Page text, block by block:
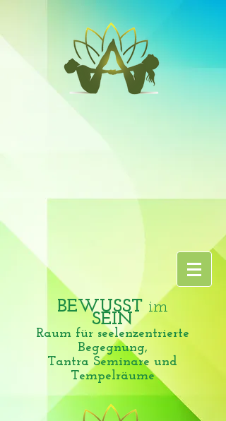
BEWUSSTim
SEIN
Raum für seelenzentrierte
Begegnung,
Tantra Seminare und
Tempelräume